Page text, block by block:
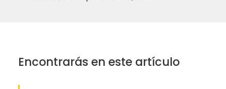
Encontrarás en este artículo